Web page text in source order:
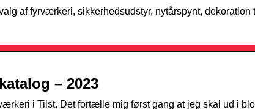
af fyrværkeri, sikkerhedsudstyr, nytårspynt, dekoration
– 2023
i Tilst. Det fortælle mig først gang at jeg skal ud i